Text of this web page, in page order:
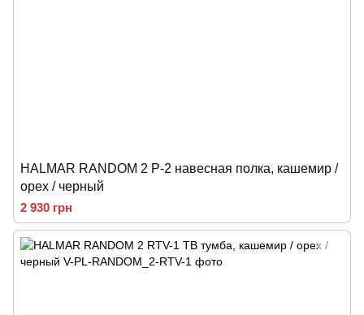
HALMAR RANDOM 2 P-2 навесная полка, кашемир /
орех / черный
2 930 грн